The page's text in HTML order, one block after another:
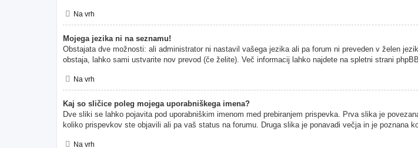
Na vrh
Mojega jezika ni na seznamu!
Obstajata dve možnosti: ali administrator ni nastavil vašega jezika ali pa forum ni preveden v želen
obstaja, lahko sami ustvarite nov prevod (če želite). Več informacij lahko najdete na spletni strani
Na vrh
Kaj so sličice poleg mojega uporabniškega imena?
Dve sliki se lahko pojavita pod uporabniškim imenom med prebiranjem prispevka. Prva slika je
koliko prispevkov ste objavili ali pa vaš status na forumu. Druga slika je ponavadi večja in je poznana
Na vrh